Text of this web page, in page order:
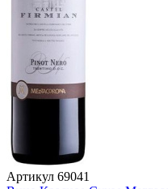
Артикул 69041